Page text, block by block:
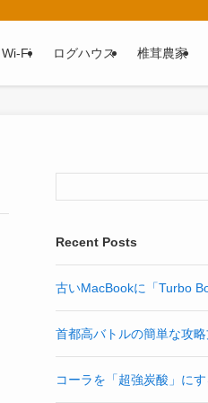
Wi-Fi ログハウス 椎茸農家
Recent Posts
古いMacBookに「Turbo
首都高バトルの簡単な攻略
コーラを「超強炭酸」にす